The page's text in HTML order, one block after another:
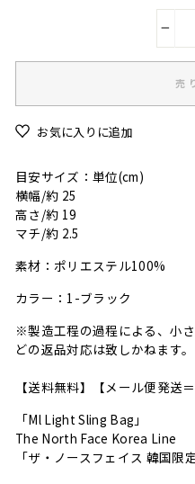
売
お気に入りに追加
目安サイズ：単位(cm)
横幅/約 25
高さ/約 19
マチ/約 2.5
素材：ポリエステル100%
カラー：1-ブラック
※製造工程の過程による、小
どの返品対応は致しかねます
【送料無料】【メール便発送
「Ml Light Sling Bag」
The North Face Korea Line
「ザ・ノースフェイス 韓国限